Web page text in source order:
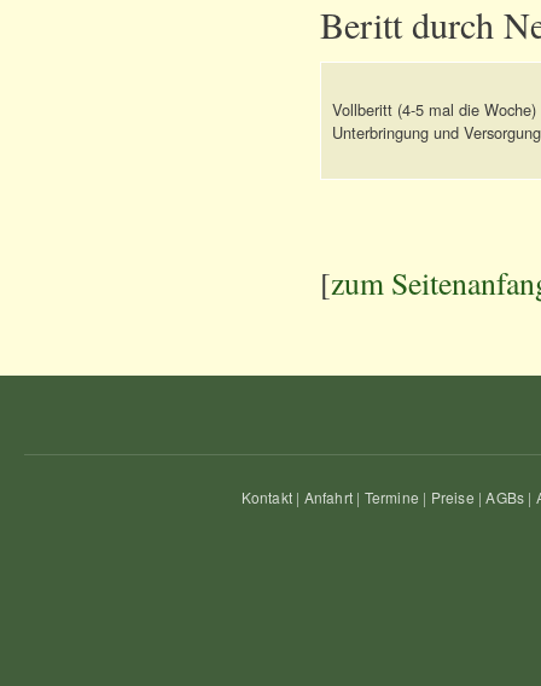
Beritt durch
Vollberitt (4-5 mal die Woche)
Unterbringung und Versorgung
[zum
Kontakt | Anfahrt | Termine | Preise |AGBs |